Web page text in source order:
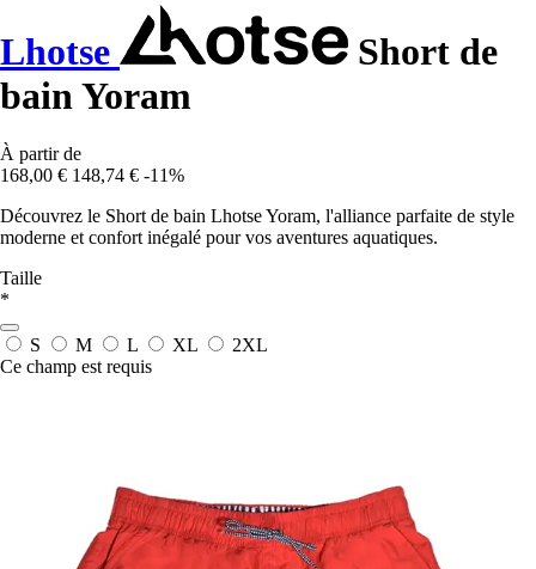
Lhotse
Short de
bain Yoram
À partir de
168,00 € 148,74 € -11%
Découvrez le Short de bain Lhotse Yoram, l'alliance parfaite de style
moderne et confort inégalé pour vos aventures aquatiques.
Taille
*
S M L XL
2XL
Ce champ est requis